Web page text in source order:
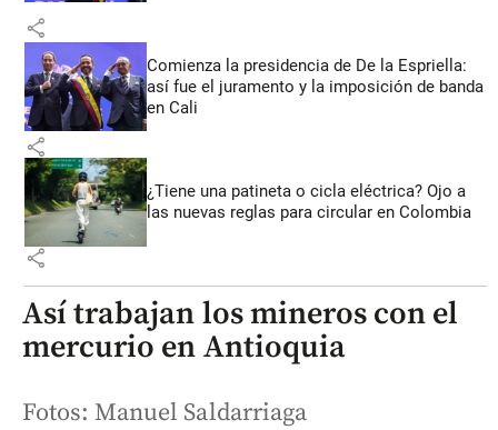
share
Comienza la presidencia de De la Espriella:
así fue el juramento y la imposición de banda
en Cali
share
¿Tiene una patineta o cicla eléctrica? Ojo a
las nuevas reglas para circular en Colombia
share
Así trabajan los mineros con el
mercurio en Antioquia
Fotos: Manuel Saldarriaga